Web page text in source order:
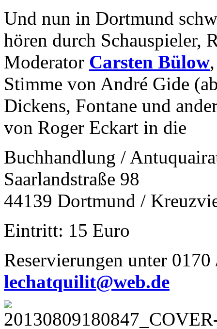
Und nun in Dortmund
hören durch Schauspieler,
Moderator Carsten Bülow
Stimme von André Gide
Dickens, Fontane und
von Roger Eckart in die
Buchhandlung /
Saarlandstraße 98
44139 Dortmund /
Eintritt: 15 Euro
Reservierungen unter
lechatquilit@web.de